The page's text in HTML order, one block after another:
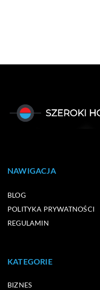
NAWIGACJA
BLOG
POLITYKA PRYWATNOŚCI
REGULAMIN
KATEGORIE
BIZNES